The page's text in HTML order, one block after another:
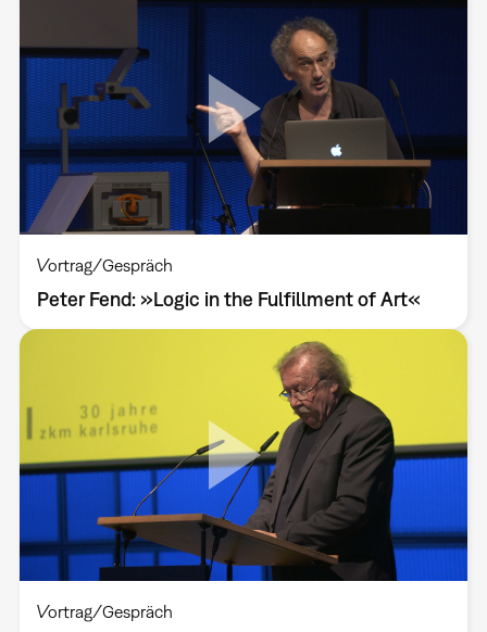
Vortrag/Gespräch
Peter Fend: »Logic in the Fulfillment of Art«
Vortrag/Gespräch